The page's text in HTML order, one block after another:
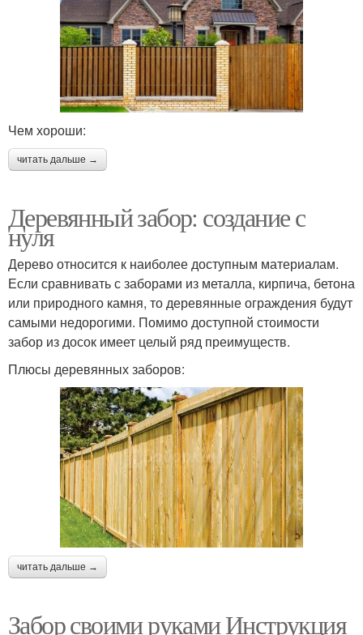
Чем хороши:
читать дальше →
Деревянный забор: создание с
нуля
Дерево относится к наиболее доступным материалам.
Если сравнивать с заборами из металла, кирпича, бетона
или природного камня, то деревянные ограждения будут
самыми недорогими. Помимо доступной стоимости
забор из досок имеет целый ряд преимуществ.
Плюсы деревянных заборов:
читать дальше →
Забор своими руками Инструкция